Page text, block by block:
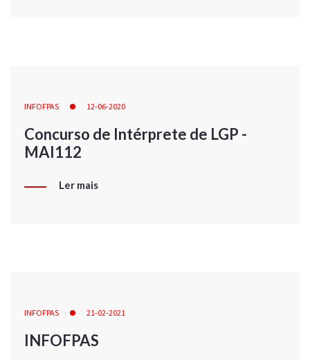
INFOFPAS 12-06-2020
Concurso de Intérprete de LGP -
MAI112
Ler mais
INFOFPAS 21-02-2021
INFOFPAS